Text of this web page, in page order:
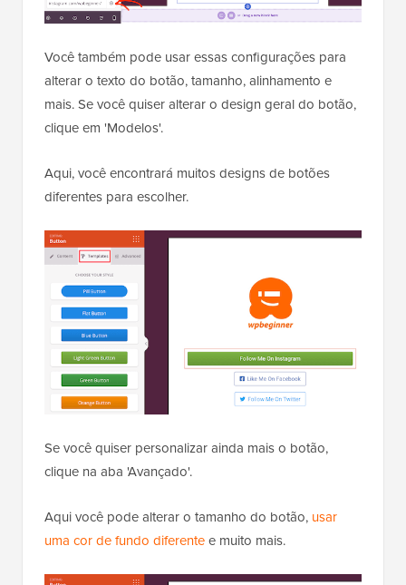
Você também pode usar essas configurações para
alterar o texto do botão, tamanho, alinhamento e
mais. Se você quiser alterar o design geral do botão,
clique em 'Modelos'.
Aqui, você encontrará muitos designs de botões
diferentes para escolher.
Se você quiser personalizar ainda mais o botão,
clique na aba 'Avançado'.
Aqui você pode alterar o tamanho do botão, usar
uma cor de fundo diferentee muito mais.